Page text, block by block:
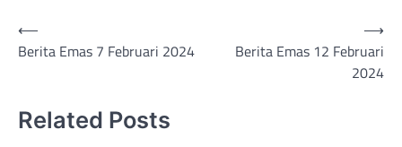
Post
navigation
⟵
Berita Emas 7 Februari 2024
Berita Emas 12 Februari
2024
⟶
Related Posts